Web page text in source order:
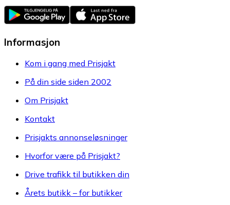
Informasjon
Kom i gang med Prisjakt
På din side siden 2002
Om Prisjakt
Kontakt
Prisjakts annonseløsninger
Hvorfor være på Prisjakt?
Drive trafikk til butikken din
Årets butikk – for butikker